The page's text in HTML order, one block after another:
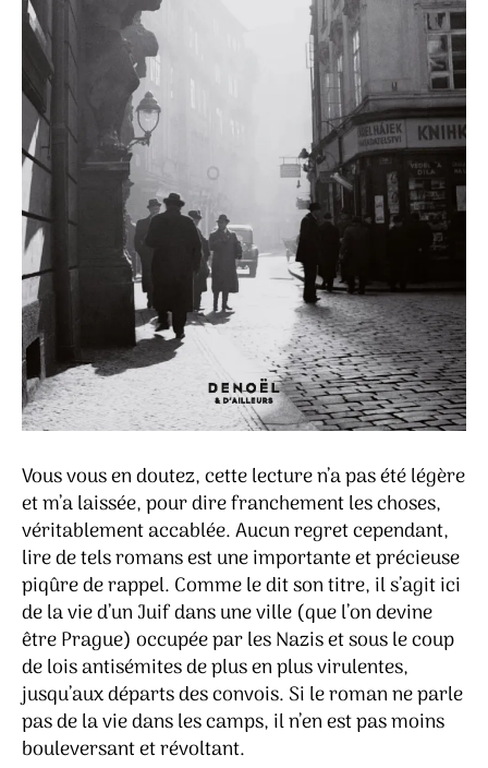
Vous vous en doutez, cette lecture n’a pas été légère
et m’a laissée, pour dire franchement les choses,
véritablement accablée. Aucun regret cependant,
lire de tels romans est une importante et précieuse
piqûre de rappel. Comme le dit son titre, il s’agit ici
de la vie d’un Juif dans une ville (que l’on devine
être Prague) occupée par les Nazis et sous le coup
de lois antisémites de plus en plus virulentes,
jusqu’aux départs des convois. Si le roman ne parle
pas de la vie dans les camps, il n’en est pas moins
bouleversant et révoltant.